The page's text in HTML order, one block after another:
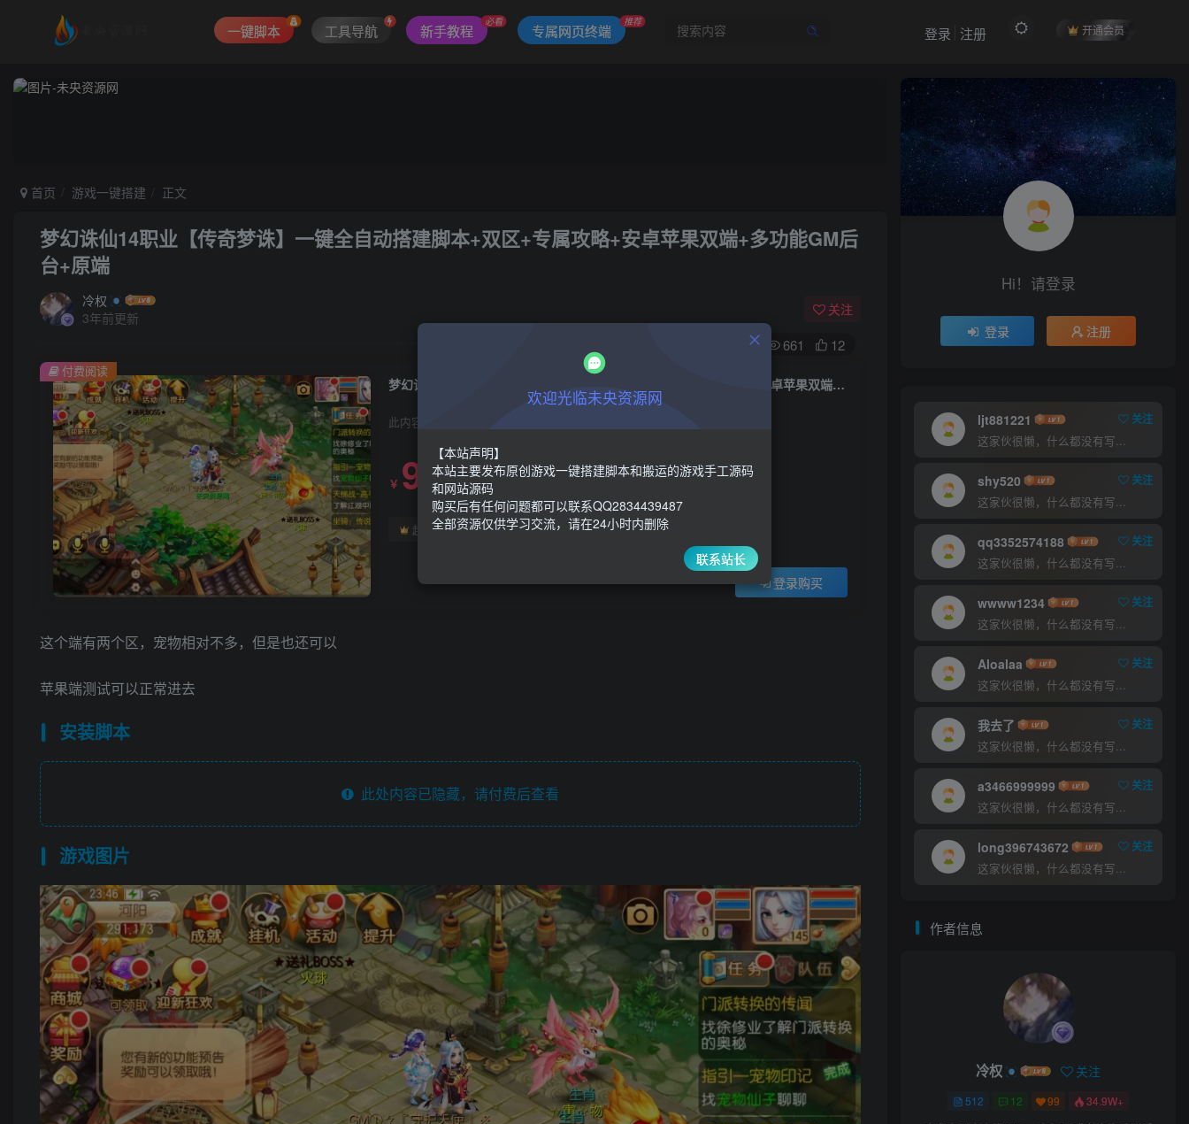
一键脚本 工具导航 新手教程
必看
专属网页终端
推荐
开通会员
登录 注册
首页 游戏一键搭建 正文
梦幻诛仙14职业【传奇梦诛】一键全自动搭建脚本+双区+专属攻略+安卓苹果双端+多功能GM后
台+原端
冷权
3年前更新
关注
1 661 12
梦幻诛仙14职业【传奇梦诛】一键全自动搭建脚本+双区+专属攻略+安卓苹果双端+多功能GM后台+原端
此内容为付费阅读，请付费后查看
￥ 9.9 限时特惠
￥30
超级会员￥5 至尊会员￥ 1
登录购买
付费阅读
这个端有两个区，宠物相对不多，但是也还可以
苹果端测试可以正常进去
安装脚本
此处内容已隐藏，请付费后查看
游戏图片
作者信息
欢迎来到未央资源网，有问题或者咨询请联系
￥ 9.9 ￥30
￥
5 1
登录购买
Hi！请登录
登录 注册
ljt881221
关注
这家伙很懒，什么都没有写...
shy520
关注
这家伙很懒，什么都没有写...
qq3352574188
关注
这家伙很懒，什么都没有写...
wwww1234
关注
这家伙很懒，什么都没有写...
Aloalaa
关注
这家伙很懒，什么都没有写...
我去了
关注
这家伙很懒，什么都没有写...
a3466999999
关注
这家伙很懒，什么都没有写...
long396743672
关注
这家伙很懒，什么都没有写...
作者信息
冷权 关注
512 12 99 34.9W+
欢迎光临未央资源网
【本站声明】
本站主要发布原创游戏一键搭建脚本和搬运的游戏手工源码
和网站源码
购买后有任何问题都可以联系QQ2834439487
全部资源仅供学习交流，请在24小时内删除
联系站长